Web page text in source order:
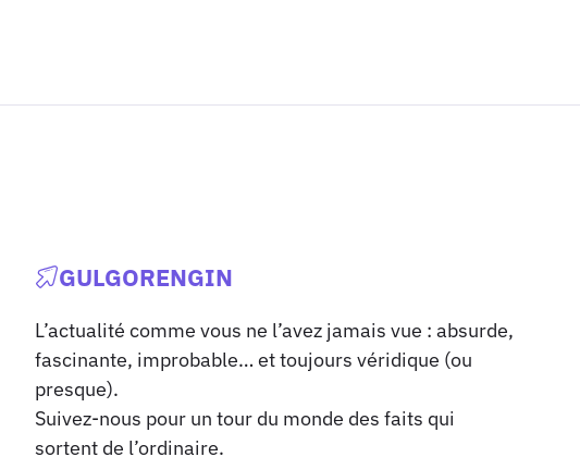
GULGORENGIN
L’actualité comme vous ne l’avez jamais vue : absurde,
fascinante, improbable… et toujours véridique (ou
presque).
Suivez-nous pour un tour du monde des faits qui
sortent de l’ordinaire.